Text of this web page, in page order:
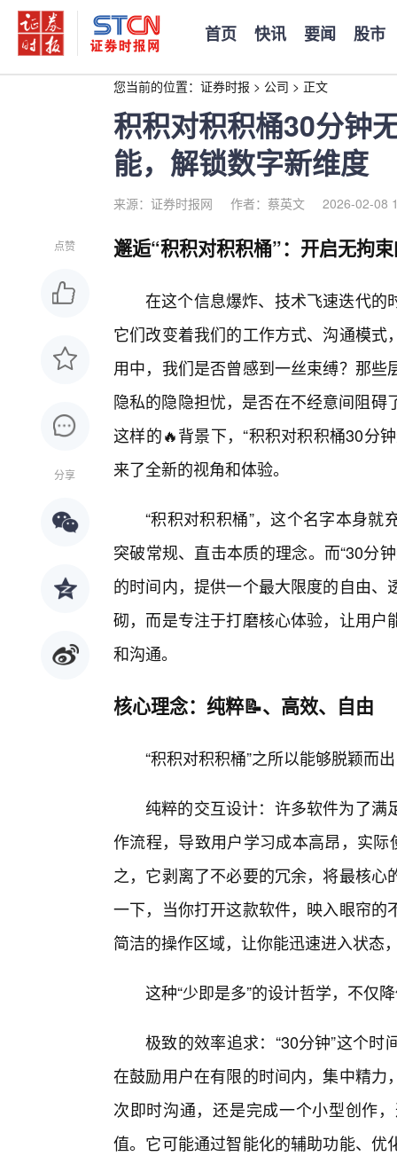
首页 快讯 要闻 股市
您当前的位置： 证券时报 > 公司 > 正文
积积对积积桶30分钟
能，解锁数字新维度
来源：证券时报网 作者：蔡英文 2026-02-08
点赞
分享
邂逅“积积对积积桶”：开启无拘
在这个信息爆炸、技术飞速迭代的
它们改变着我们的工作方式、沟通模
用中，我们是否曾感到一丝束缚？那
隐私的隐隐担忧，是否在不经意间阻
这样的🔥背景下，“积积对积积桶30分
来了全新的视角和体验。
“积积对积积桶”，这个名字本身
突破常规、直击本质的理念。而“30分
的时间内，提供一个最大限度的自由
砌，而是专注于打磨核心体验，让用
和沟通。
核心理念：纯粹📝、高效、自由
“积积对积积桶”之所以能够脱颖而
纯粹的交互设计：许多软件为了
作流程，导致用户学习成本高昂，实
之，它剥离了不必要的冗余，将最核
一下，当你打开这款软件，映入眼帘
简洁的操作区域，让你能迅速进入状态
这种“少即是多”的设计哲学，不仅
极致的效率追求：“30分钟”这个
在鼓励用户在有限的时间内，集中精
次即时沟通，还是完成一个小型创作
值。它可能通过智能化的辅助功能、